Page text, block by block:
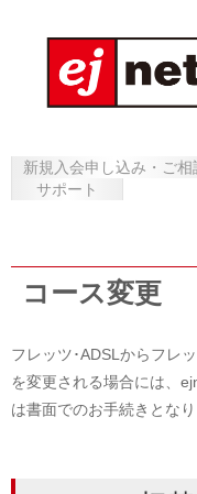
新規入会申し込み・ご相
サポート
コース変更
フレッツ･ADSLからフレ
を変更される場合には、
は書面でのお手続きとなり